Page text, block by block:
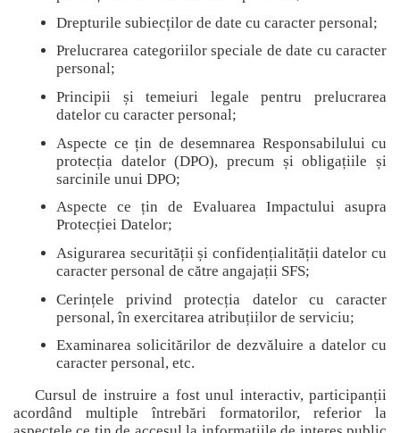
Drepturile subiecților de date cu caracter personal;
Prelucrarea categoriilor speciale de date cu caracter
personal;
Principii și temeiuri legale pentru prelucrarea
datelor cu caracter personal;
Aspecte ce țin de desemnarea Responsabilului cu
protecția datelor (DPO), precum și obligațiile și
sarcinile unui DPO;
Aspecte ce țin de Evaluarea Impactului asupra
Protecției Datelor;
Asigurarea securității și confidențialității datelor cu
caracter personal de către angajații SFS;
Cerințele privind protecția datelor cu caracter
personal, în exercitarea atribuțiilor de serviciu;
Examinarea solicitărilor de dezvăluire a datelor cu
caracter personal, etc.
Cursul de instruire a fost unul interactiv, participanții
acordând multiple întrebări formatorilor, referior la